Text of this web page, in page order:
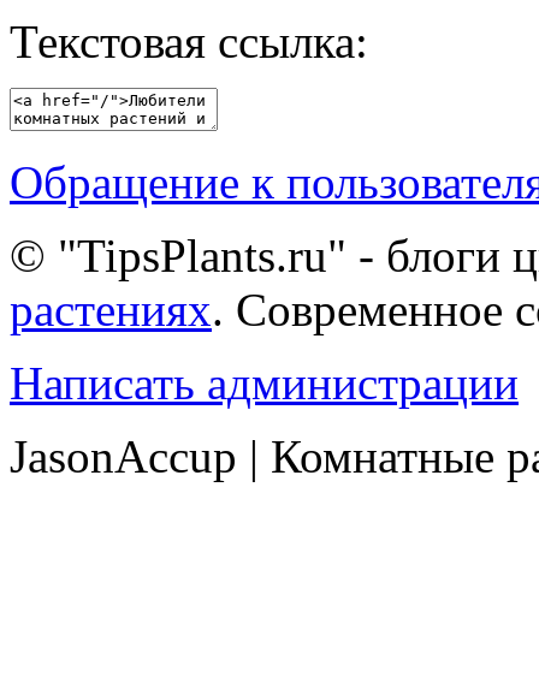
Текстовая ссылка:
Обращение к
© "TipsPlants.ru" - блоги
растениях. Современное
Написать администрации
JasonAccup | Комнатные